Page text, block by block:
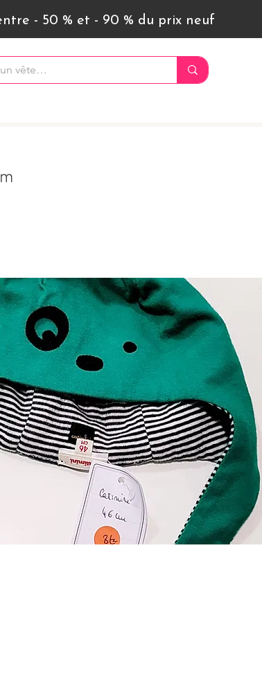
- 50 % et - 90 % du prix neuf